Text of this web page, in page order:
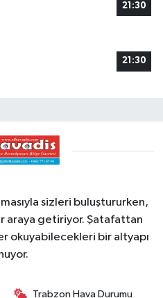
21:30
21:30
sizleri buluştururken,
araya getiriyor. Şatafattan
okuyabilecekleri bir altyapı
Trabzon Hava Durumu